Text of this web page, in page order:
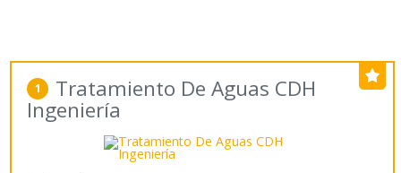
1 Tratamiento De Aguas CDH
Ingeniería